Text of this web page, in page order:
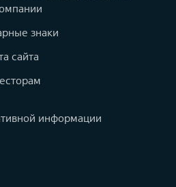
знаки
сайта
информации